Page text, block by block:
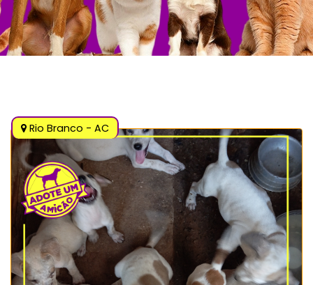
Rio Branco - AC